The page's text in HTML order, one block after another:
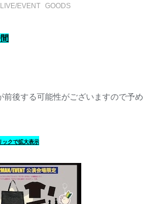
LIVE/EVENT GOODS
後する可能性がございますので予め
ックで拡大表示